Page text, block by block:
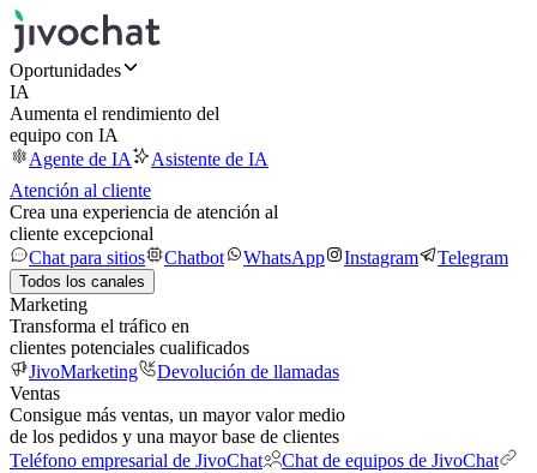
Oportunidades
IA
Aumenta el rendimiento del
equipo con IA
Agente de IA
Asistente de IA
Atención al cliente
Crea una experiencia de atención al
cliente excepcional
Chat para sitios
Chatbot WhatsApp Instagram Telegram
Todos los canales
Marketing
Transforma el tráfico en
clientes potenciales cualificados
JivoMarketing
Devolución de llamadas
Ventas
Consigue más ventas, un mayor valor medio
de los pedidos y una mayor base de clientes
Teléfono empresarial de JivoChat
Chat de equipos de JivoChat